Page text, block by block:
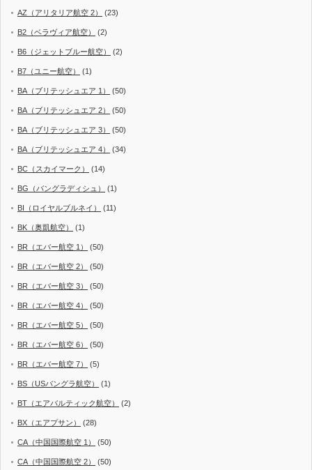
AZ（アリタリア航空 2） (23)
B2（ベラヴィア航空） (2)
B6（ジェットブルー航空） (2)
B7（ユニー航空） (1)
BA（ブリテッシュエア 1） (50)
BA（ブリテッシュエア 2） (50)
BA（ブリテッシュエア 3） (50)
BA（ブリテッシュエア 4） (34)
BC（スカイマーク） (14)
BG（バングラディシュ） (1)
BI（ロイヤルブルネイ） (11)
BK（奥凱航空） (1)
BR（エバー航空 1） (50)
BR（エバー航空 2） (50)
BR（エバー航空 3） (50)
BR（エバー航空 4） (50)
BR（エバー航空 5） (50)
BR（エバー航空 6） (50)
BR（エバー航空 7） (5)
BS（USバングラ航空） (1)
BT（エアバルティック航空） (2)
BX（エアプサン） (28)
CA（中国国際航空 1） (50)
CA（中国国際航空 2） (50)